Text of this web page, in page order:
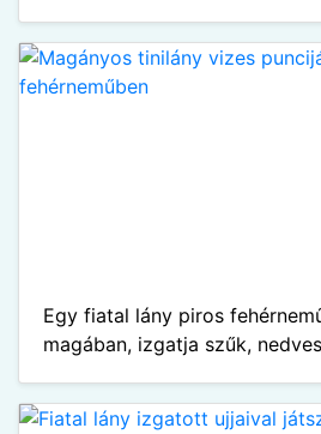
Egy fiatal lány piros
magában, izgatja szűk,